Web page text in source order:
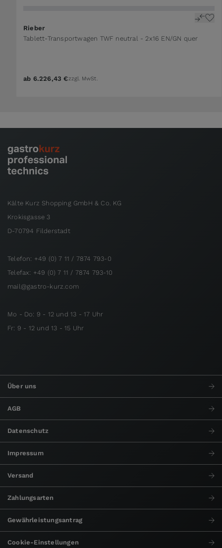
Rieber
Tablett-Transportwagen TWF neutral - 2x16 EN/GN quer
ab 6.226,43 €zzgl. MwSt.
Kälte Kurz Shopping GmbH & Co. KG
Krokisgasse 3
D-70794 Filderstadt
Telefon: +49 (0) 7 11 / 7874 793-0
Telefax: +49 (0) 7 11 / 7874 793-10
mail@gastro-kurz.com
Mo - Do: 9 - 12 und 13 - 17 Uhr
Fr: 9 - 12 und 13 - 15 Uhr
Über uns
AGB
Datenschutz
Impressum
Versand
Zahlungsarten
Gewährleistungsantrag
Cookie-Einstellungen